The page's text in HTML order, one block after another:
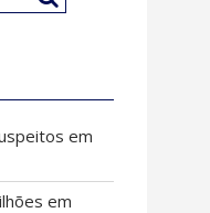
em
em